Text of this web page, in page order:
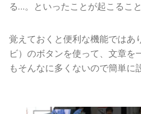
る…。といったことが起こるこ
覚えておくと便利な機能ではあ
ビ）のボタンを使って、文章
もそんなに多くないので簡単に